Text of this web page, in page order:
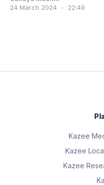
24 March 2024
22:49
Kazee
Kazee
Kazee